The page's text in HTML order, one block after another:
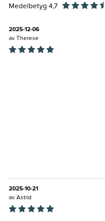
Medelbetyg 4,7
2025-12-06
av Therese
2025-10-21
av Astrid